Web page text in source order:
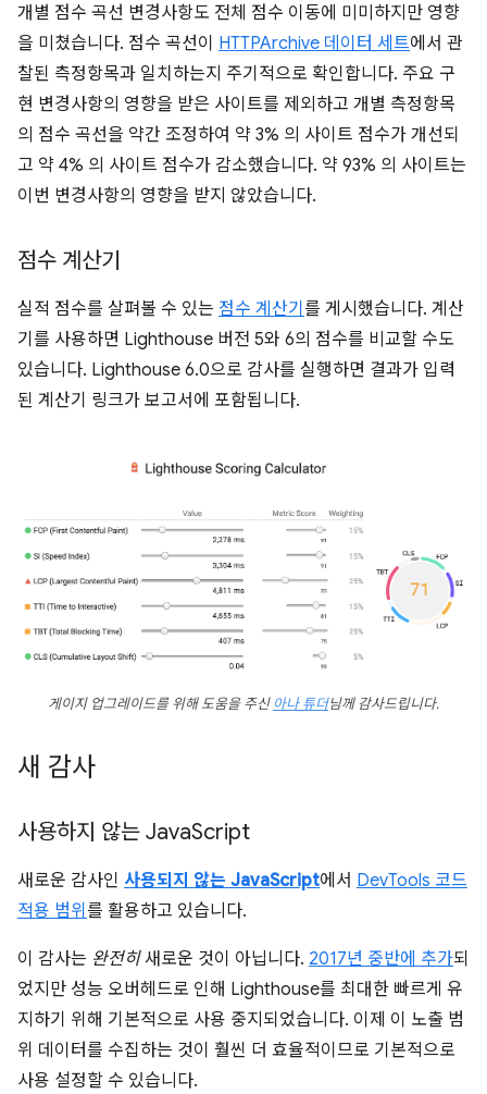
개별 점수 곡선 변경사항도 전체 점수 이동에 미미하지만 영향
을 미쳤습니다. 점수 곡선이 HTTPArchive 데이터 세트에서 관
찰된 측정항목과 일치하는지 주기적으로 확인합니다. 주요 구
현 변경사항의 영향을 받은 사이트를 제외하고 개별 측정항목
의 점수 곡선을 약간 조정하여 약 3% 의 사이트 점수가 개선되
고 약 4% 의 사이트 점수가 감소했습니다. 약 93% 의 사이트는
이번 변경사항의 영향을 받지 않았습니다.
점수 계산기
실적 점수를 살펴볼 수 있는 점수 계산기 를 게시했습니다. 계산
기를 사용하면 Lighthouse 버전 5와 6의 점수를 비교할 수도
있습니다. Lighthouse 6.0으로 감사를 실행하면 결과가 입력
된 계산기 링크가 보고서에 포함됩니다.
게이지 업그레이드를 위해 도움을 주신 아나 튜더님께 감사드립니다.
새 감사
사용하지 않는 JavaScript
새로운 감사인 사용되지 않는 JavaScript에서 DevTools 코드
적용 범위 를 활용하고 있습니다.
이 감사는 완전히새로운 것이 아닙니다. 2017년 중반에 추가되
었지만 성능 오버헤드로 인해 Lighthouse를 최대한 빠르게 유
지하기 위해 기본적으로 사용 중지되었습니다. 이제 이 노출 범
위 데이터를 수집하는 것이 훨씬 더 효율적이므로 기본적으로
사용 설정할 수 있습니다.